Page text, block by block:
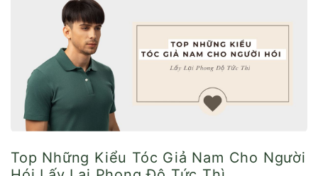
Top Những Kiểu Tóc Giả Nam Cho Người